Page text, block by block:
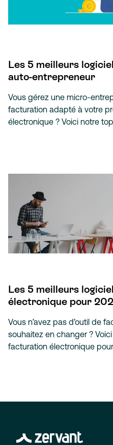
Les 5 meilleurs
auto-entrepreneur
Vous gérez une micro-
facturation adapté à votre
électronique ? Voici notre
Les 5 meilleurs
électronique pour
Vous n’avez pas d’outil de
souhaitez en changer ?
facturation électronique